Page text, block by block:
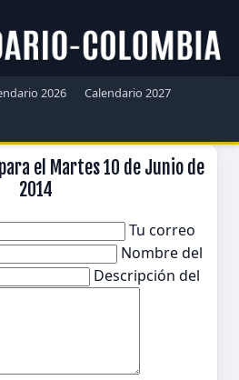
2026
Calendario 2027
el Martes 10 de Junio de
2014
Tu correo
Nombre del
Descripción del